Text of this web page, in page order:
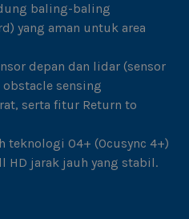
baling-baling
yang aman untuk area
depan dan lidar (sensor
sensing
serta fitur Return to
teknologi 04+ (Ocusync 4+)
jarak jauh yang stabil.